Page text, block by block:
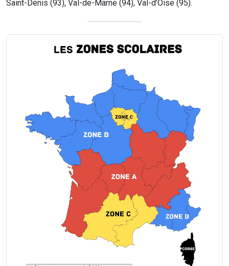
Saint-Denis (93), Val-de-Marne (94), Val-d’Oise (95).